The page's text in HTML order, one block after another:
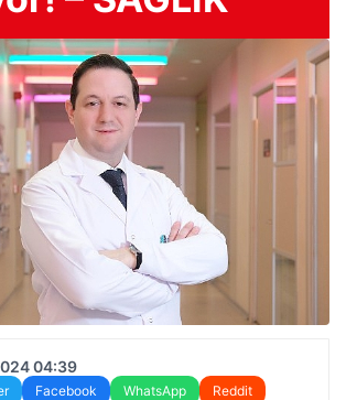
04:39
Facebook WhatsApp
Reddit